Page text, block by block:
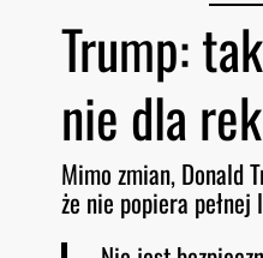
Trump:
nie dla
Mimo zmian, Donald
że nie popiera